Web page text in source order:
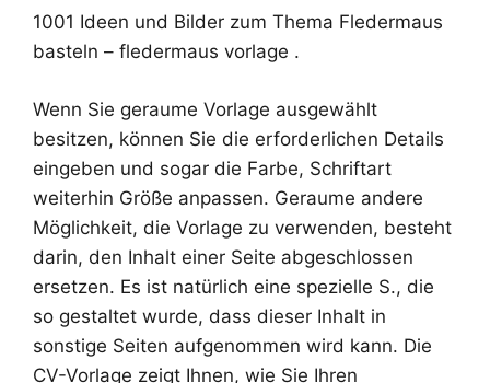
1001 Ideen und Bilder zum Thema Fledermaus
basteln – fledermaus vorlage .
Wenn Sie geraume Vorlage ausgewählt
besitzen, können Sie die erforderlichen Details
eingeben und sogar die Farbe, Schriftart
weiterhin Größe anpassen. Geraume andere
Möglichkeit, die Vorlage zu verwenden, besteht
darin, den Inhalt einer Seite abgeschlossen
ersetzen. Es ist natürlich eine spezielle S., die
so gestaltet wurde, dass dieser Inhalt in
sonstige Seiten aufgenommen wird kann. Die
CV-Vorlage zeigt Ihnen, wie Sie Ihren